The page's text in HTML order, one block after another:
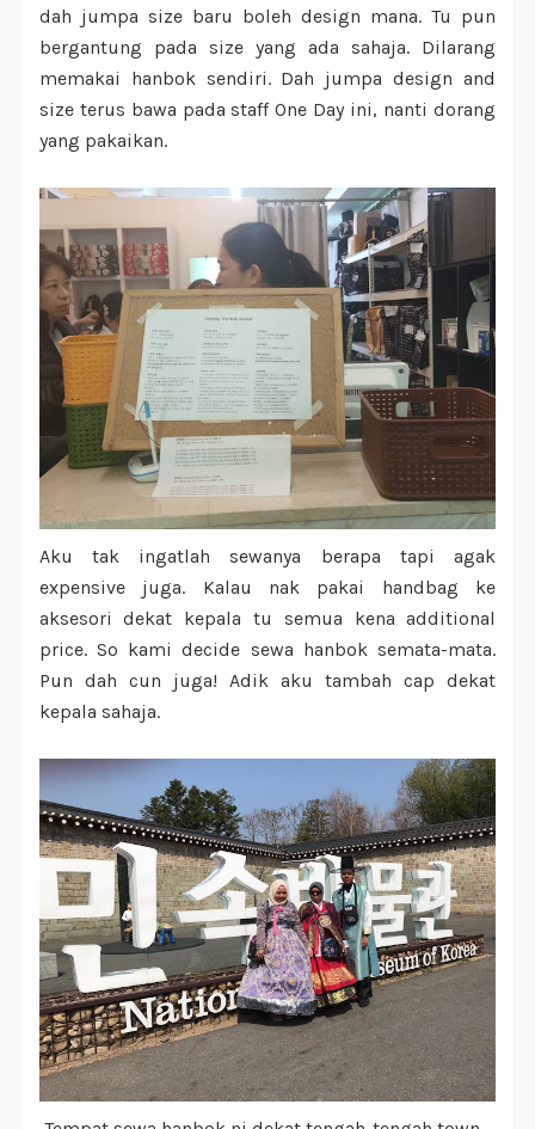
dah jumpa size baru boleh design mana. Tu pun
bergantung pada size yang ada sahaja. Dilarang
memakai hanbok sendiri. Dah jumpa design and
size terus bawa pada staff One Day ini, nanti dorang
yang pakaikan.
Aku tak ingatlah sewanya berapa tapi agak
expensive juga. Kalau nak pakai handbag ke
aksesori dekat kepala tu semua kena additional
price. So kami decide sewa hanbok semata-mata.
Pun dah cun juga! Adik aku tambah cap dekat
kepala sahaja.